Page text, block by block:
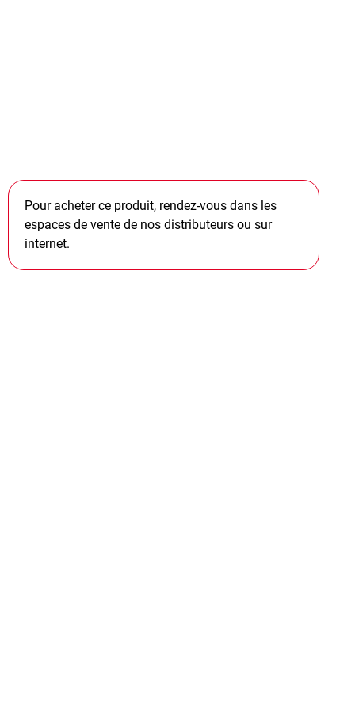
Pour acheter ce produit, rendez-vous dans les
espaces de vente de nos distributeurs ou sur
internet.